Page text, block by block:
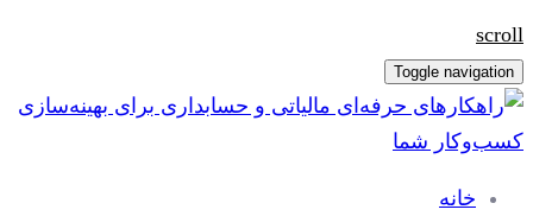
scroll
Toggle navigation
خانه